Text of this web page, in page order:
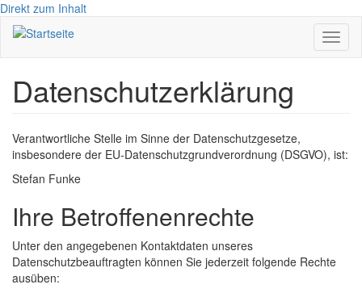
Direkt zum Inhalt
Datenschutzerklärung
Verantwortliche Stelle im Sinne der Datenschutzgesetze,
insbesondere der EU-Datenschutzgrundverordnung (DSGVO), ist:
Stefan Funke
Ihre Betroffenenrechte
Unter den angegebenen Kontaktdaten unseres
Datenschutzbeauftragten können Sie jederzeit folgende Rechte
ausüben: